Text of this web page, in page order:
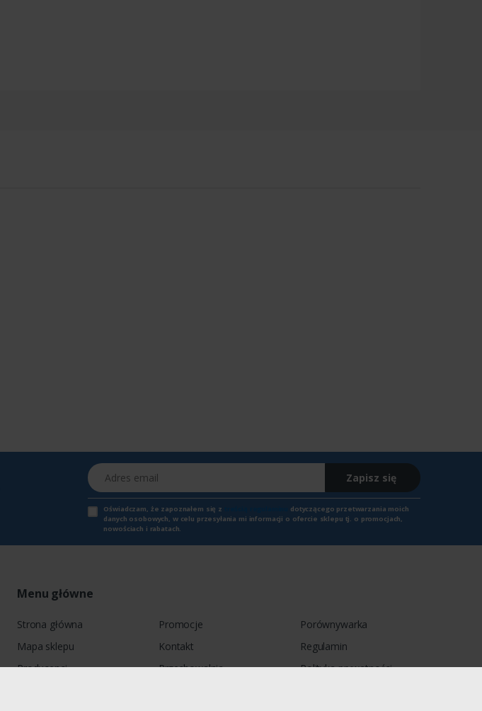
Adres email
Zapisz się
Oświadczam, że zapoznałem się z
dotyczącego przetwarzania moich
danych osobowych, w celu przesyłania mi informacji o ofercie sklepu tj. o promocjach,
nowościach i rabatach.
Menu główne
Strona główna
Mapa sklepu
Producenci
Promocje
Kontakt
Przechowalnia
Porównywarka
Regulamin
Polityka prywatności